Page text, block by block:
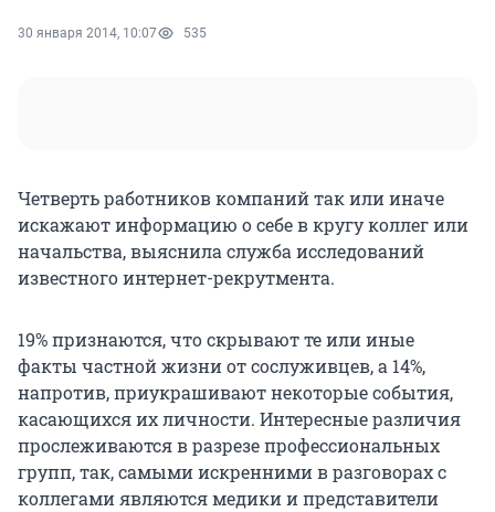
30 января 2014, 10:07 535
Четверть работников компаний так или иначе
искажают информацию о себе в кругу коллег или
начальства, выяснила служба исследований
известного интернет-рекрутмента.
19% признаются, что скрывают те или иные
факты частной жизни от сослуживцев, а 14%,
напротив, приукрашивают некоторые события,
касающихся их личности. Интересные различия
прослеживаются в разрезе профессиональных
групп, так, самыми искренними в разговорах с
коллегами являются медики и представители